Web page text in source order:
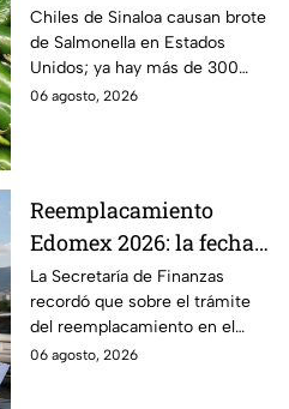
jalapeños de Sinaloa
Chiles de Sinaloa causan brote
de Salmonella en Estados
Unidos; ya hay más de 300
enfermos en 27 estados.
06 agosto, 2026
Reemplacamiento
Edomex 2026: la fecha
límite para obtener el
100% de descuento
La Secretaría de Finanzas
recordó que sobre el trámite
del reemplacamiento en el
Edomex, ¿hasta cuándo se
06 agosto, 2026